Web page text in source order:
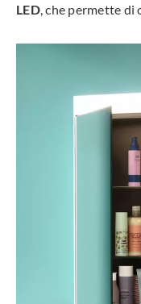
LED, che permette di